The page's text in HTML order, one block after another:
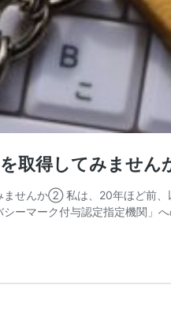
を取得してみませ
ませんか② 私は、20年ほど前
シーマーク付与認定指定機関」